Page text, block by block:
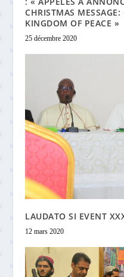
CHRISTMAS
KINGDOM OF PEACE »
25 décembre 2020
LAUDATO SI EVENT
12 mars 2020